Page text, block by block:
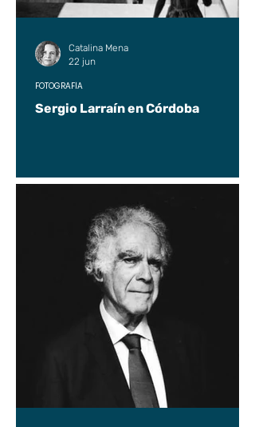
Sergio Larraín en Córdoba
FOTOGRAFÍA
Catalina Mena
22 jun